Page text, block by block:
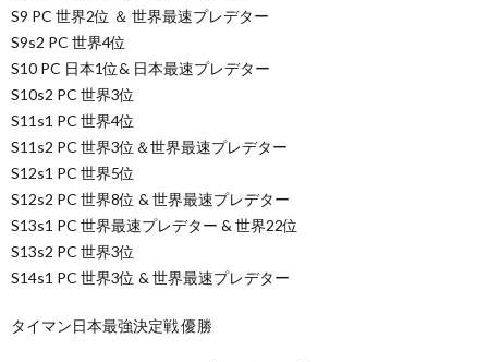
S9 PC 世界2位 ＆ 世界最速プレデター
S9s2 PC 世界4位
S10 PC 日本1位& 日本最速プレデター
S10s2 PC 世界3位
S11s1 PC 世界4位
S11s2 PC 世界3位＆世界最速プレデター
S12s1 PC 世界5位
S12s2 PC 世界8位 & 世界最速プレデター
S13s1 PC 世界最速プレデター & 世界22位
S13s2 PC 世界3位
S14s1 PC 世界3位 & 世界最速プレデター
タイマン日本最強決定戦 優勝